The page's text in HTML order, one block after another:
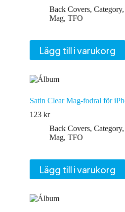
Back Covers, Category,
Mag, TFO
Lägg till i varukorg
Satin Clear Mag-fodral för
123 kr
Back Covers, Category,
Mag, TFO
Lägg till i varukorg